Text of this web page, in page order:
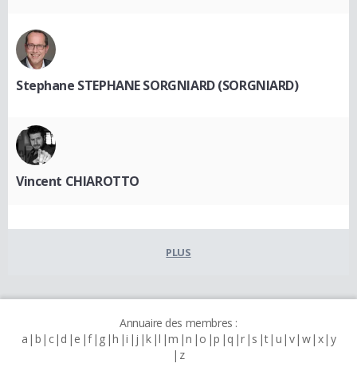
Stephane STEPHANE SORGNIARD (SORGNIARD)
Vincent CHIAROTTO
PLUS
Annuaire des membres :
a b c d e f g h i j k l m n o p q r s t u v w x y
z